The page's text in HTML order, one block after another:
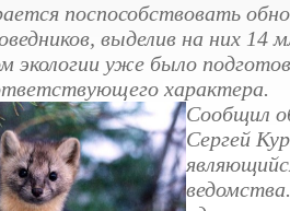
поспособствовать
выделив на них 14
экологии уже было
характера.
Сообщил
Сергей